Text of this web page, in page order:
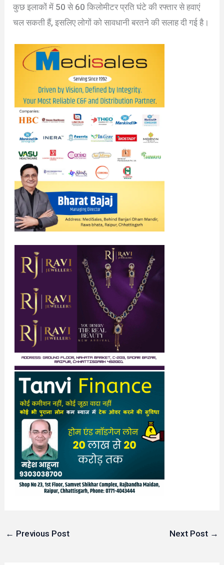
कुछ इलाकों में 50 से 60 किलोमीटर प्रति घंटे की रफ्तार से हवाएं
चल सकती हैं, इसलिए लोगों को सावधानी बरतने की सलाह दी गई है।
← Previous Post Next Post →